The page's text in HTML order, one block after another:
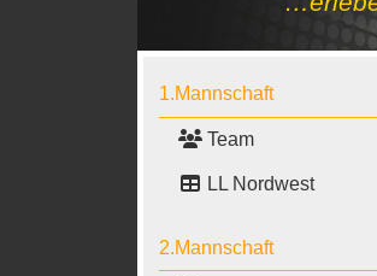
1.Mannschaft
Team
LL Nordwest
2.Mannschaft